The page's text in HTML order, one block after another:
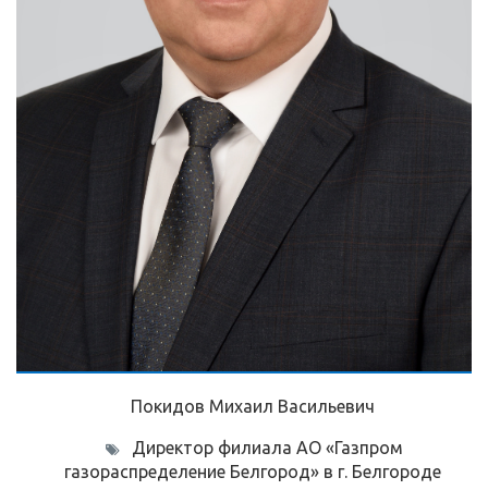
Покидов Михаил Васильевич
Директор филиала АО «Газпром
газораспределение Белгород» в г. Белгороде